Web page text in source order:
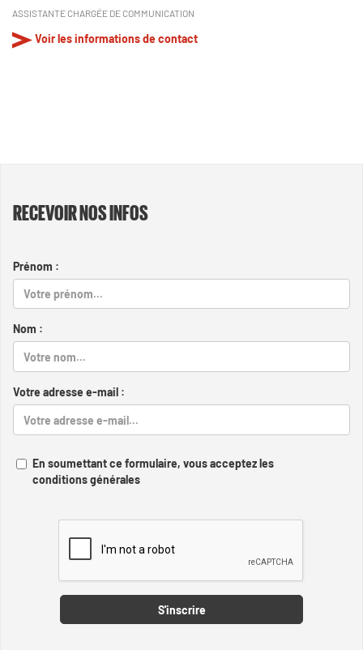
ASSISTANTE CHARGÉE DE COMMUNICATION
Voir les informations de contact
RECEVOIR NOS INFOS
Prénom :
Nom :
Votre adresse e-mail :
En soumettant ce formulaire, vous acceptez les
conditions générales
S'inscrire